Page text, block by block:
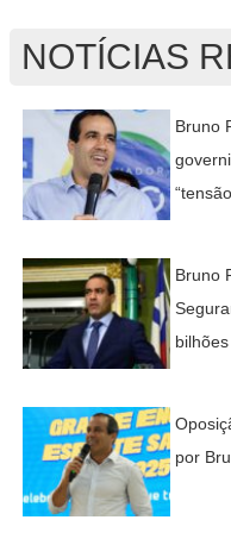
NOTÍCIAS
Bruno
Bruno
por